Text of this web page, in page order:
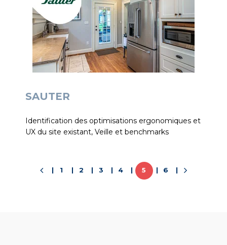
SAUTER
Identification des optimisations ergonomiques et
UX du site existant, Veille et benchmarks
1 2 3 4 5 6